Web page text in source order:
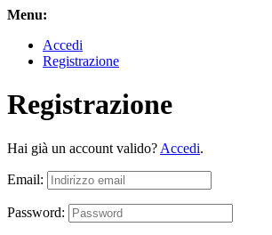
Menu:
Accedi
Registrazione
Registrazione
Hai già un account valido? Accedi.
Email:
Password: